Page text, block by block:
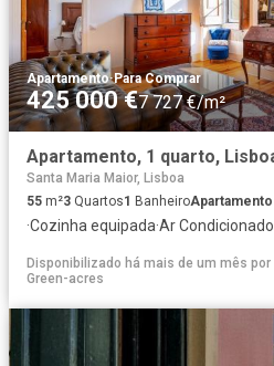
Apartamento·Para Comprar
425 000 €7 727 €/m²
Santa Maria Maior, Lisboa
55 m²3 Quartos1 BanheiroApartamento
·Cozinha equipada·Ar Condicionado
Disponibilizado há mais de um mês por
Green-acres